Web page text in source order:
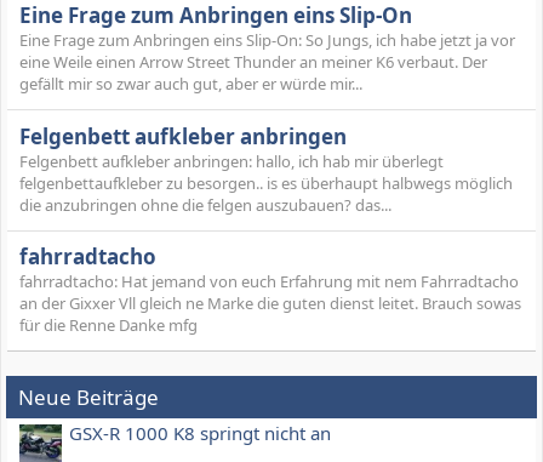
Eine Frage zum Anbringen eins Slip-On
Eine Frage zum Anbringen eins Slip-On: So Jungs, ich habe jetzt ja vor
eine Weile einen Arrow Street Thunder an meiner K6 verbaut. Der
gefällt mir so zwar auch gut, aber er würde mir...
Felgenbett aufkleber anbringen
Felgenbett aufkleber anbringen: hallo, ich hab mir überlegt
felgenbettaufkleber zu besorgen.. is es überhaupt halbwegs möglich
die anzubringen ohne die felgen auszubauen? das...
fahrradtacho
fahrradtacho: Hat jemand von euch Erfahrung mit nem Fahrradtacho
an der Gixxer Vll gleich ne Marke die guten dienst leitet. Brauch sowas
für die Renne Danke mfg
Neue Beiträge
GSX-R 1000 K8 springt nicht an